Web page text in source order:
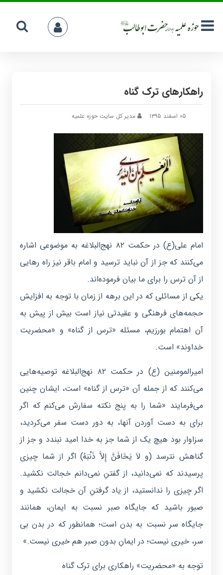
راهکارهای ترک گناه
مدیر کل سایت حوزه علمیه
امام علی(ع) در حکمت ۸۲ نهج‌البلاغه به موضوعی اشاره
می‌کنند که جز از آن نباید ترسید و امام باقر نیز راه رهایی
از آن ترس را برای ما بیان فرموده‌اند.
یکی از مسائلی که در این برهه از زمان با توجه به افزایش
حجمه‌های فرهنگی و عقیدتی نیاز است بیش از پیش به
آن اهتمام بورزیم، مسئله «ترس از گناه» و «محضریت
خداوند» است.
امیرالمومنین (ع) در حکمت ۸۲ نهج‌البلاغه توصیه‌هایی
می‌کنند که از جمله آن «ترس از گناه» است، ایشان چنین
می‌فرمایند «شما را به پنج نکته سفارش می‌کنم که اگر
برای به دست آوردن آنها، به دور دست سفر می‌کردید،
سزاوار بود هیچ یک از شما جز به خدا امید نبندد و جز از
گناهش نترسد (و لاَ يَخَافَنَّ إِلاَّ ذَنْبَهُ) اگر از شما چیزی
پرسیدند که نمی‌دانید، از گفتنِ نمی‌دانم خجالت نکشید.
اگر چیزی را ندانستید، از یاد گرفتنِ آن خجالت نکشید و
صبور باشید که جایگاه صبر نسبت به ایمان، همانند
جایگاه سر نسبت به بدن است؛ همانطور که در بدن بی
سر، خیری نیست؛ در ایمانِ بدون صبر هم خیری نیست.»
توجه به «محضریت» راهکاری برای ترک گناه